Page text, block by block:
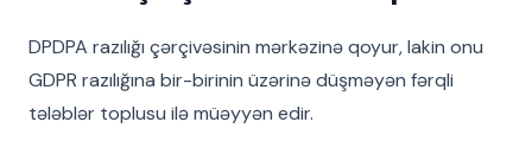
DPDPA razılığı çərçivəsinin mərkəzinə qoyur, lakin onu
GDPR razılığına bir-birinin üzərinə düşməyən fərqli
tələblər toplusu ilə müəyyən edir.